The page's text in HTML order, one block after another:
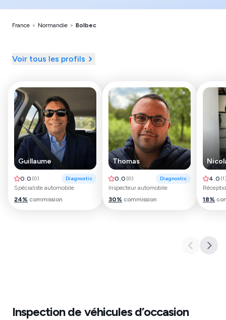
France > Normandie > Bolbec
Voir tous les profils
Guillaume
0.0 (0) Diagnostic
Spécialiste automobile
24% commission
Thomas
0.0 (0) Diagnostic
Inspecteur automobile
30% commission
4.0 (1
18%
Inspection de véhicules d’occasion